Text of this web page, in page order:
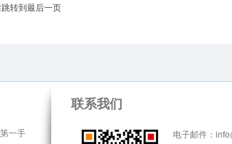
跳转到最后一页
一手
联系我们
电子邮件：